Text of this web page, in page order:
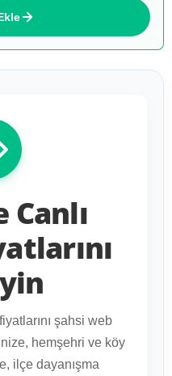
Canlı
şahsi web
hemşehri ve köy
ilçe dayanışma